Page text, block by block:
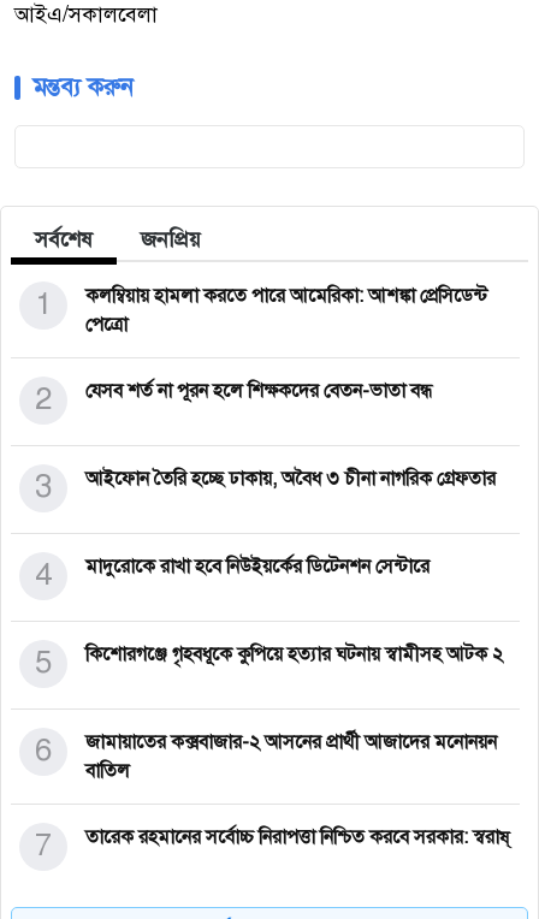
আইএ/সকালবেলা
মন্তব্য করুন
সর্বশেষ জনপ্রিয়
কলম্বিয়ায় হামলা করতে পারে আমেরিকা: আশঙ্কা প্রেসিডেন্ট
পেত্রো
1
যেসব শর্ত না পূরন হলে শিক্ষকদের বেতন-ভাতা বন্ধ
2
আইফোন তৈরি হচ্ছে ঢাকায়, অবৈধ ৩ চীনা নাগ‌রি‌ক গ্রেফতার
3
মাদুরোকে রাখা হবে নিউইয়র্কের ডিটেনশন সেন্টারে
4
কিশোরগঞ্জে গৃহবধূকে কুপিয়ে হত্যার ঘটনায় স্বামীসহ আটক ২
5
জামায়াতের কক্সবাজার-২ আসনের প্রার্থী আজাদের মনোনয়ন
বাতিল
6
তারেক রহমানের সর্বোচ্চ নিরাপত্তা নিশ্চিত করবে সরকার: স্বরাষ্
7